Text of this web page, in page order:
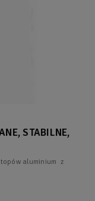
STABILNE,
aluminium z